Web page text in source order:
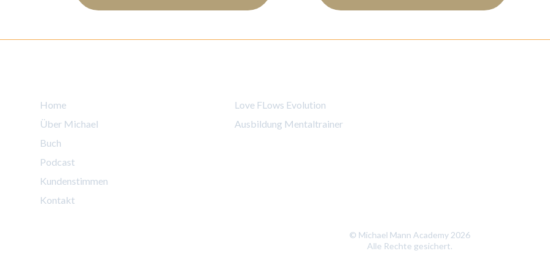
Home
Über Michael
Buch
Podcast
Kundenstimmen
Kontakt
Love FLows Evolution
Ausbildung Mentaltrainer
© Michael Mann Academy 2026
Alle Rechte gesichert.